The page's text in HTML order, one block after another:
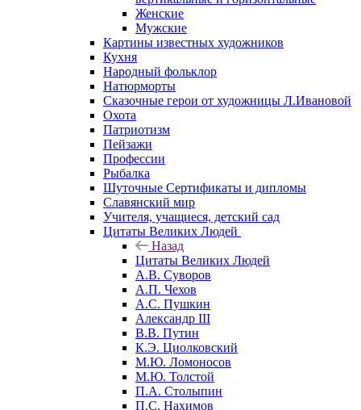
Женские
Мужские
Картины известных художников
Кухня
Народный фольклор
Натюрморты
Сказочные герои от художницы Л.Ивановой
Охота
Патриотизм
Пейзажи
Профессии
Рыбалка
Шуточные Сертификаты и дипломы
Славянский мир
Учителя, учащиеся, детский сад
Цитаты Великих Людей
Назад
Цитаты Великих Людей
А.В. Суворов
А.П. Чехов
А.С. Пушкин
Александр III
В.В. Путин
К.Э. Циолковский
М.Ю. Ломоносов
М.Ю. Толстой
П.А. Столыпин
П.С. Нахимов